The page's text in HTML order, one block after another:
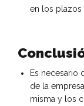
en los plazos
Es necesario
de la
misma y los